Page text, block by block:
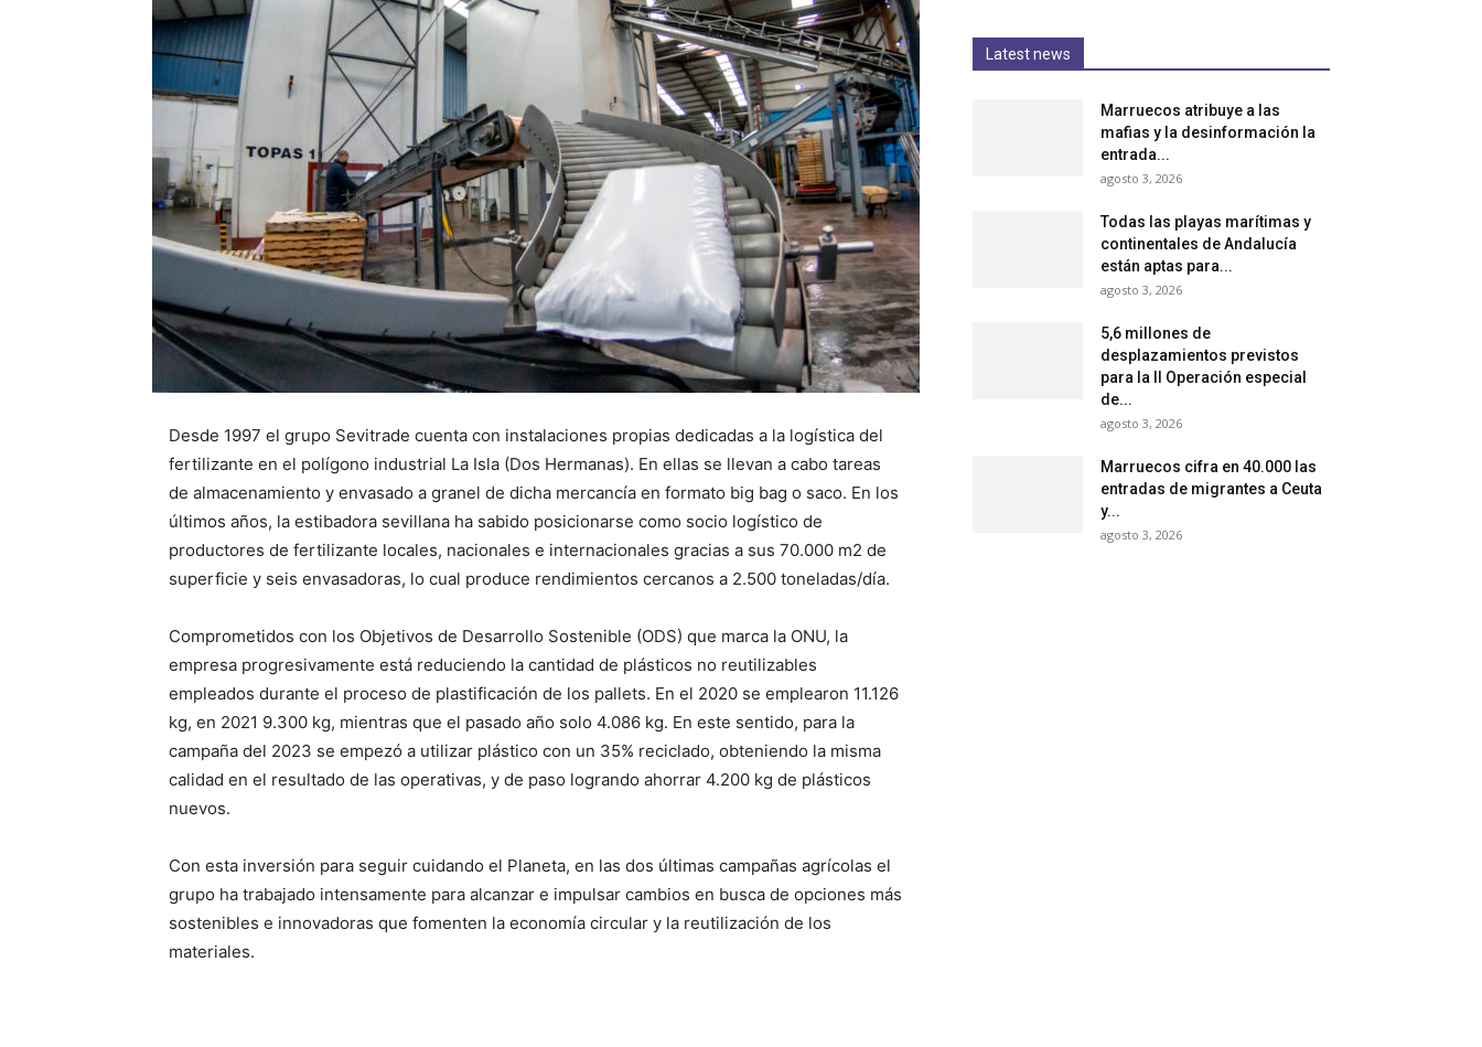
Desde 1997 el grupo Sevitrade cuenta con instalaciones propias dedicadas a la logística del
fertilizante en el polígono industrial La Isla (Dos Hermanas). En ellas se llevan a cabo tareas
de almacenamiento y envasado a granel de dicha mercancía en formato big bag o saco. En los
últimos años, la estibadora sevillana ha sabido posicionarse como socio logístico de
productores de fertilizante locales, nacionales e internacionales gracias a sus 70.000 m2 de
superficie y seis envasadoras, lo cual produce rendimientos cercanos a 2.500 toneladas/día.
Comprometidos con los Objetivos de Desarrollo Sostenible (ODS) que marca la ONU, la
empresa progresivamente está reduciendo la cantidad de plásticos no reutilizables
empleados durante el proceso de plastificación de los pallets. En el 2020 se emplearon 11.126
kg, en 2021 9.300 kg, mientras que el pasado año solo 4.086 kg. En este sentido, para la
campaña del 2023 se empezó a utilizar plástico con un 35% reciclado, obteniendo la misma
calidad en el resultado de las operativas, y de paso logrando ahorrar 4.200 kg de plásticos
nuevos.
Con esta inversión para seguir cuidando el Planeta, en las dos últimas campañas agrícolas el
grupo ha trabajado intensamente para alcanzar e impulsar cambios en busca de opciones más
sostenibles e innovadoras que fomenten la economía circular y la reutilización de los
materiales.
Latest news
Marruecos atribuye a las
mafias y la desinformación la
entrada...
agosto 3, 2026
Todas las playas marítimas y
continentales de Andalucía
están aptas para...
agosto 3, 2026
5,6 millones de
desplazamientos previstos
para la II Operación especial
de...
agosto 3, 2026
Marruecos cifra en 40.000 las
entradas de migrantes a Ceuta
y...
agosto 3, 2026